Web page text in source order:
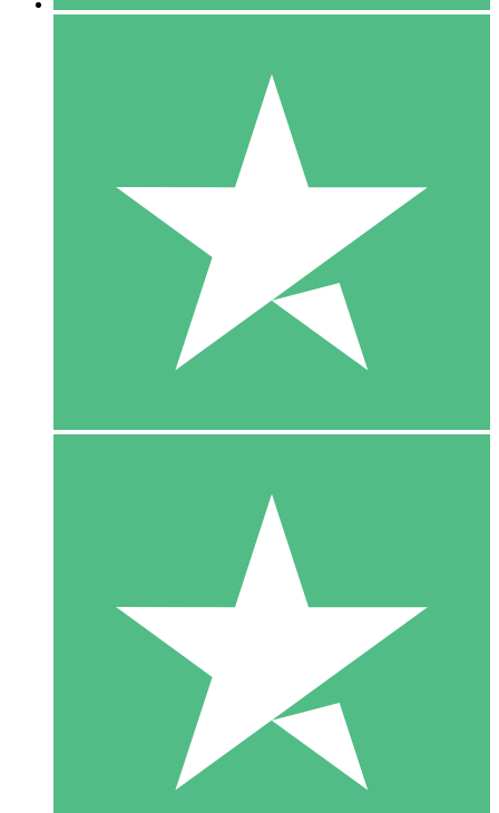
10 Téléchargements
20 00